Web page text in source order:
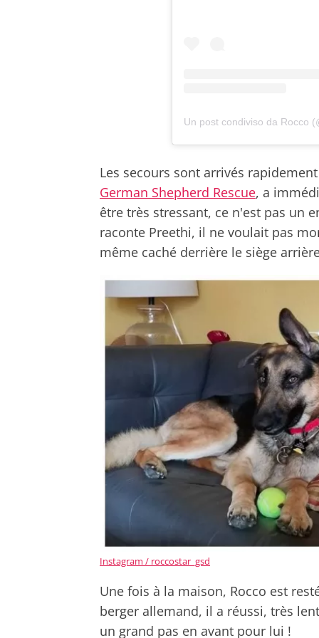
Un post condiviso da Rocco
Les secours sont arrivés
German Shepherd Rescue, a
être très stressant, ce n'est pas un
raconte Preethi, il ne voulait pas
même caché derrière le siège
Instagram / roccostar_gsd
Une fois à la maison, Rocco est
berger allemand, il a réussi, très
un grand pas en avant pour lui !